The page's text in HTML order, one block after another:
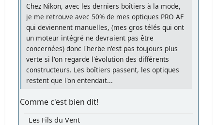
Chez Nikon, avec les derniers boîtiers à la mode,
je me retrouve avec 50% de mes optiques PRO AF
qui deviennent manuelles, (mes gros télés qui ont
un moteur intégré ne devraient pas être
concernées) donc l'herbe n'est pas toujours plus
verte si l'on regarde l'évolution des différents
constructeurs. Les boîtiers passent, les optiques
restent que l'on entendait...
Comme c'est bien dit!
Les Fils du Vent